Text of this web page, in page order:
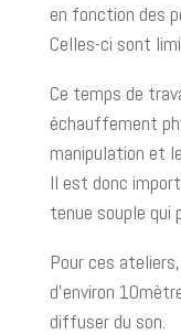
en fonction des
Celles-ci sont
Ce temps de
échauffement
manipulation et
Il est donc
tenue souple qui
Pour ces
d’environ
diffuser du son.